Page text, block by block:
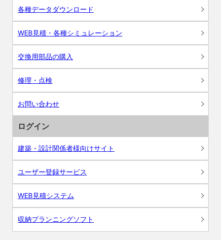
各種データダウンロード
WEB見積・各種シミュレーション
交換用部品の購入
修理・点検
お問い合わせ
ログイン
建築・設計関係者様向けサイト
ユーザー登録サービス
WEB見積システム
収納プランニングソフト